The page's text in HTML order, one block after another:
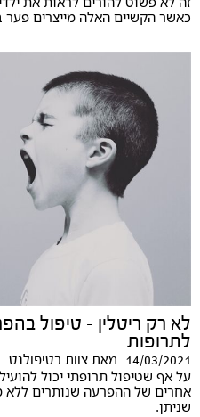
כאשר הקשיים האלה מייצרים פער
לא רק ריטלין - טיפול
לתרופות
14/03/2021 מאת צוות בטיפולנט
על אף שטיפול תרופתי יכול
אחרים של ההפרעה שנותרים ללא
שניתן.